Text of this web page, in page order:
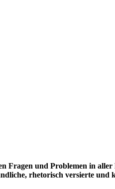
Fragen und Problemen in aller
rhetorisch versierte